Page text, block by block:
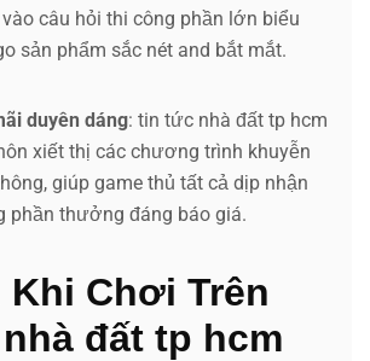
câu hỏi thi công phần lớn biểu
sản phẩm sắc nét and bắt mắt.
duyên dáng: tin tức nhà đất tp hcm
xiết thị các chương trình khuyễn
giúp game thủ tất cả dịp nhận
phần thưởng đáng báo giá.
Chơi Trên
đất tp hcm